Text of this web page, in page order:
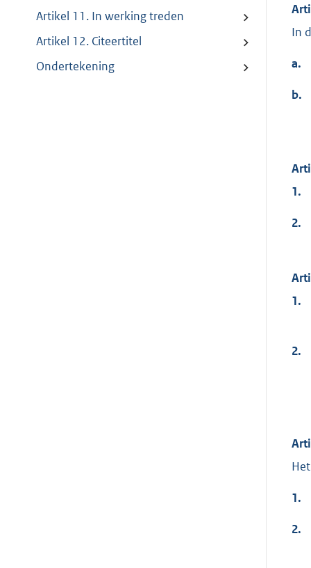
Artikel 11. In werking treden
Artikel 12. Citeertitel
Ondertekening
In
a.
b.
1.
2.
1.
2.
1.
2.